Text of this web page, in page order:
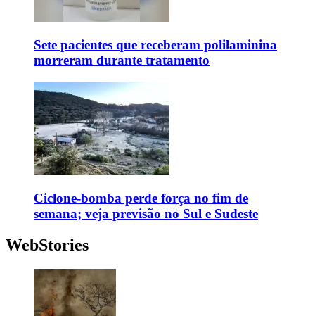
Sete pacientes que receberam polilaminina
morreram durante tratamento
Ciclone-bomba perde força no fim de
semana; veja previsão no Sul e Sudeste
WebStories